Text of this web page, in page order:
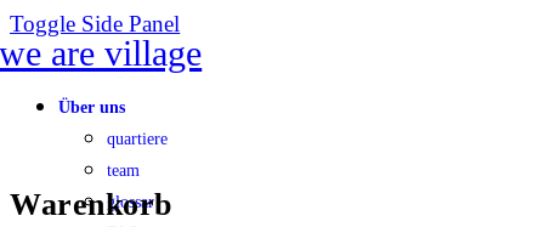
Toggle Side Panel
Über uns
quartiere
team
glossar
Warenkorb